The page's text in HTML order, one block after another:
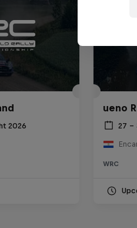
2026
ueno
27 –
WRC